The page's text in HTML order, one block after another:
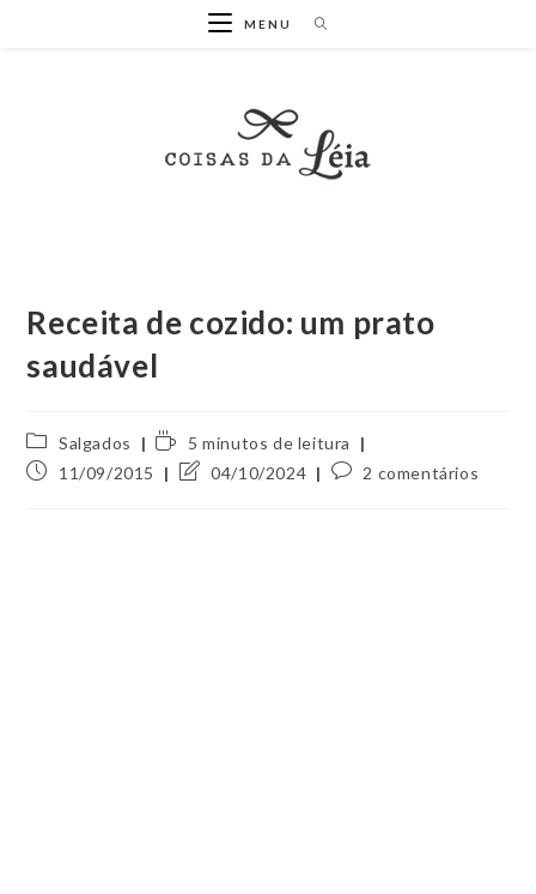
MENU
Receita de cozido: um prato
saudável
Categoria
do
post:
Salgados
Tempo
de
leitura:
5 minutos de leitura
Post11/09/2015
Última04/10/2024
Comentários
2 comentários